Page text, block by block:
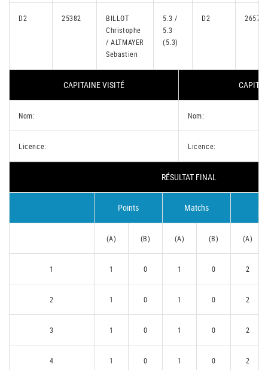
D2 25382
BILLOT
Christophe
/ ALTMAYER
Sebastien
5.3 /
5.3
(5.3)
D2 26572
CAPITAINE VISITÉ
Nom: Nom:
Licence: Licence:
RÉSULTAT FINAL
Points Matchs
(A) (B) (A) (B) (A)
1 1 0 1 0 2
2 1 0 1 0 2
3 1 0 1 0 2
4 1 0 1 0 2